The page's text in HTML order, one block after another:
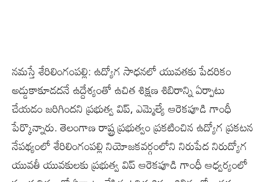
నమస్తే శేరిలింగంపల్లి: ఉద్యోగ సాధనలో యువతకు పేదరికం
అడ్డుకాకూడదనే ఉద్దేశ్యంతో ఉచిత శిక్షణ శిబిరాన్ని ఏర్పాటు
చేయడం జరిగిందని ప్రభుత్వ విప్, ఎమ్మెల్యే ఆరెకపూడి గాంధీ
పేర్కొన్నారు. తెలంగాణ రాష్ట్ర ప్రభుత్వం ప్రకటించిన ఉద్యోగ ప్రకటన
నేపథ్యంలో శేరిలింగంపల్లి నియోజకవర్గంలోని నిరుపేద నిరుద్యోగ
యువతీ యువకులకు ప్రభుత్వ విప్ ఆరెకపూడి గాంధీ ఆధ్వర్యంలో